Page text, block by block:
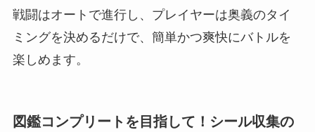
戦闘はオートで進行し、プレイヤーは奥義のタイ
ミングを決めるだけで、簡単かつ爽快にバトルを
楽しめます。
図鑑コンプリートを目指して！シール収集の